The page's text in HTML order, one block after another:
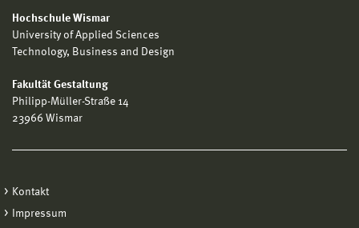
Hochschule Wismar
University of Applied Sciences
Technology, Business and Design
Fakultät Gestaltung
Philipp-Müller-Straße 14
23966 Wismar
Kontakt
Impressum